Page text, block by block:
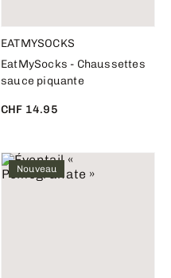
EATMYSOCKS
EatMySocks - Chaussettes
sauce piquante
CHF 14.95
Nouveau